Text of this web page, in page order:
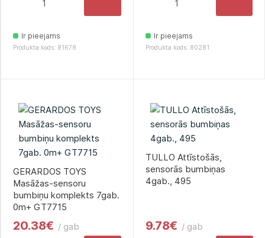
Ir pieejams
Produkta kods: 81678
Ir pieejams
Produkta kods: 80281
GERARDOS TOYS
Masāžas-sensoru
bumbiņu komplekts 7gab.
0m+ GT7715
20.38€ / gab
TULLO Attīstošās,
sensorās bumbiņas
4gab., 495
9.78€ / gab